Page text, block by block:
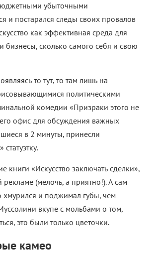
убыточными
и постарался следы своих провалов
как эффективная среда для
бизнесы, сколько самого себя и свою
то тут, то там лишь на
политическими
комедии «Призраки этого не
офис для обсуждения важных
в 2 минуты, принесли
книги «Искусство заключать сделки»,
(мелочь, а приятно!). А сам
и поджимал губы, чем
вкупе с мольбами о том,
это были только цветочки.
камео